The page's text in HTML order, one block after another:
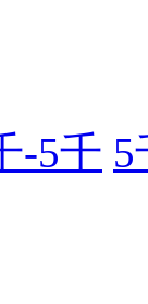
-5千 5